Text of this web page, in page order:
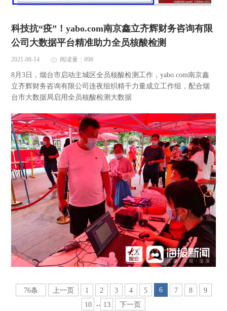
科技抗“疫”！yabo.com南京鑫立齐辉财务咨询有限
公司大数据平台精准助力全员核酸检测
2021-08-14 阅读量：898
8月3日，烟台市启动主城区全员核酸检测工作，yabo.com南京鑫
立齐辉财务咨询有限公司连夜组织精干力量成立工作组，配合烟
台市大数据局启用全员核酸检测大数据
76条 上一页 1 2 3 4 5 6 7 8
9
10
.. 13 下一页